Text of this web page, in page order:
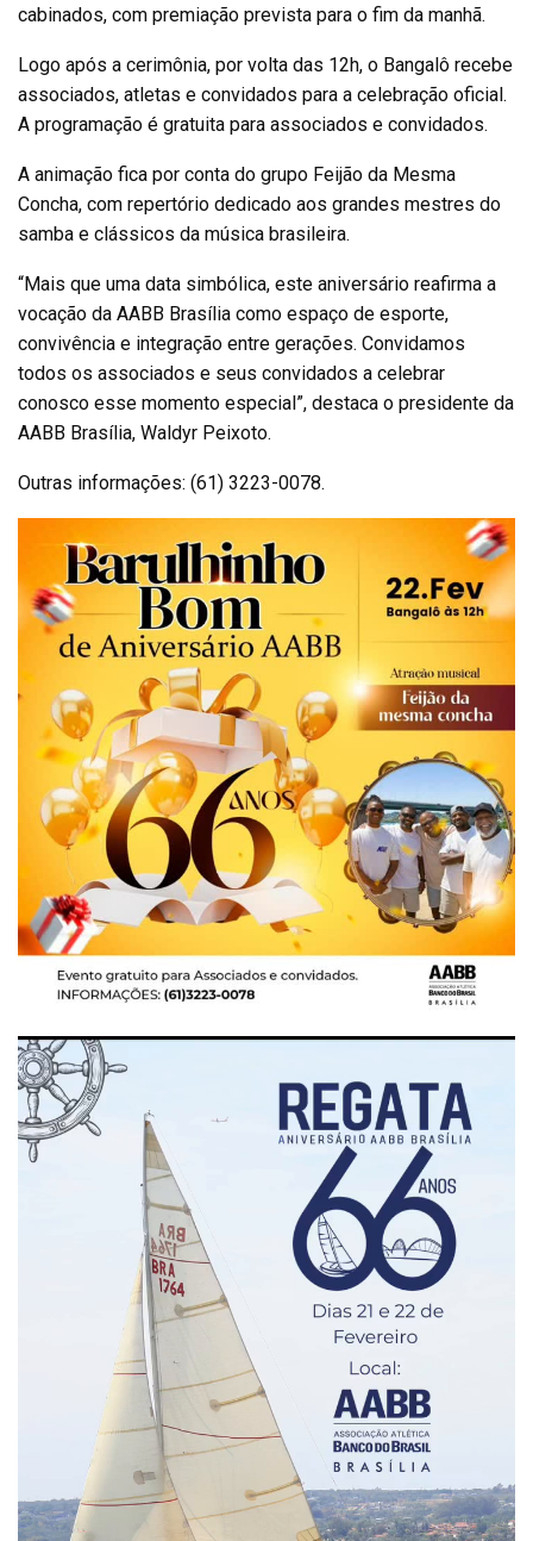
cabinados, com premiação prevista para o fim da manhã.
Logo após a cerimônia, por volta das 12h, o Bangalô recebe
associados, atletas e convidados para a celebração oficial.
A programação é gratuita para associados e convidados.
A animação fica por conta do grupo Feijão da Mesma
Concha, com repertório dedicado aos grandes mestres do
samba e clássicos da música brasileira.
“Mais que uma data simbólica, este aniversário reafirma a
vocação da AABB Brasília como espaço de esporte,
convivência e integração entre gerações. Convidamos
todos os associados e seus convidados a celebrar
conosco esse momento especial”, destaca o presidente da
AABB Brasília, Waldyr Peixoto.
Outras informações: (61) 3223-0078.